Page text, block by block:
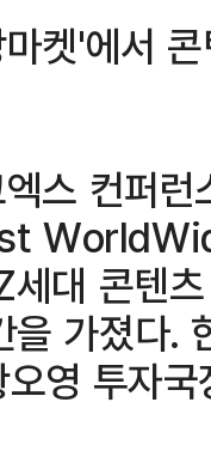
켓'에서
스 컨퍼
대 콘텐
을 가졌다.
영 투자